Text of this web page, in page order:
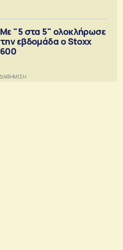
Με "5 στα 5" ολοκλήρωσε
την εβδομάδα ο Stoxx
600